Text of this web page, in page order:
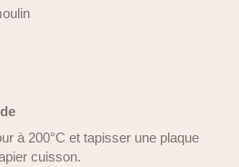
à 200°C et tapisser une plaque
cuisson.